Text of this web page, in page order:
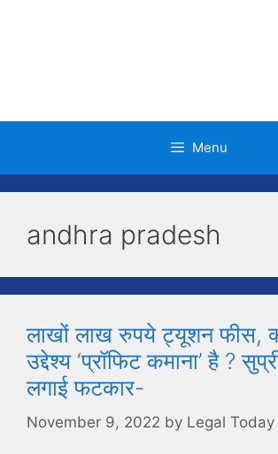
Menu
andhra pradesh
लाखों लाख रुपये ट्यूशन फीस,
उद्देश्य ‘प्रॉफिट कमाना’ है ?
लगाई फटकार-
November 9, 2022 by Legal Today